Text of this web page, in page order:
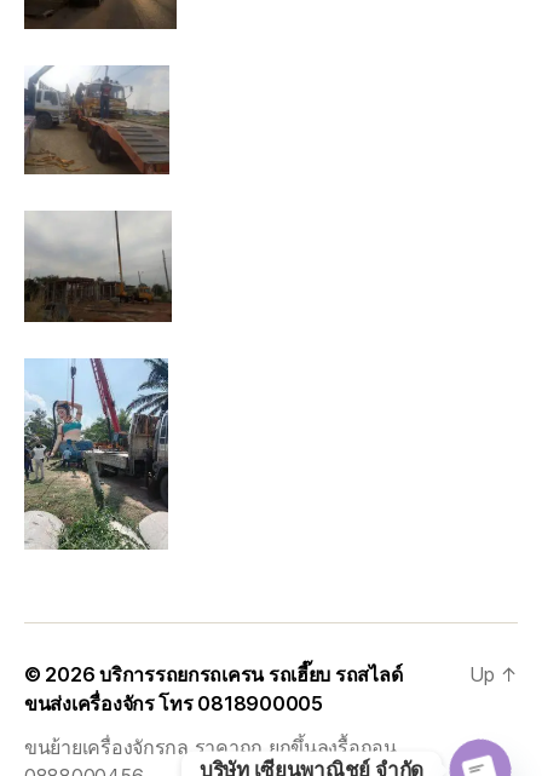
© 2026บริการรถยกรถเครน รถเฮี๊ยบ รถสไลด์
ขนส่งเครื่องจักร โทร 0818900005
ขนย้ายเครื่องจักรกล ราคาถูก ยกขึ้นลงรื้อถอน
Up ↑
บริษัท เซียนพาณิชย์ จำกัด